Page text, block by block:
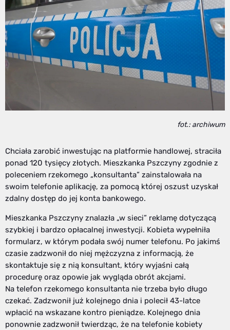
fot.: archiwum
Chciała zarobić inwestując na platformie handlowej, straciła
ponad 120 tysięcy złotych. Mieszkanka Pszczyny zgodnie z
poleceniem rzekomego „konsultanta” zainstalowała na
swoim telefonie aplikację, za pomocą której oszust uzyskał
zdalny dostęp do jej konta bankowego.
Mieszkanka Pszczyny znalazła „w sieci” reklamę dotyczącą
szybkiej i bardzo opłacalnej inwestycji. Kobieta wypełniła
formularz, w którym podała swój numer telefonu. Po jakimś
czasie zadzwonił do niej mężczyzna z informacją, że
skontaktuje się z nią konsultant, który wyjaśni całą
procedurę oraz opowie jak wygląda obrót akcjami.
Na telefon rzekomego konsultanta nie trzeba było długo
czekać. Zadzwonił już kolejnego dnia i polecił 43-latce
wpłacić na wskazane kontro pieniądze. Kolejnego dnia
ponownie zadzwonił twierdząc, że na telefonie kobiety